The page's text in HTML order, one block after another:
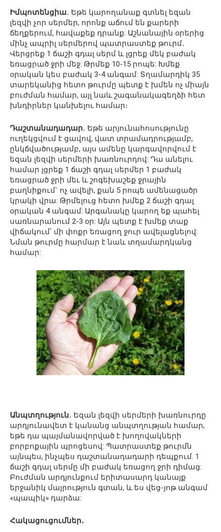
Իմպոտենցիա․ Եթե ​​կարողանաք գտնել եզան
լեզվի չոր սերմեր, որոնք աճում են քարերի
ճեղքերում, հավաքեք դրանք: Աշնանային օրերից
մինչ ապրիլ սերմերով պատրաստեք թուրմ․
Վերցրեք 1 ճաշի գդալ սերմ և լցրեք մեկ բաժակ
եռացրած ջրի մեջ: Թրմեք 10-15 րոպե: Խմեք
օրական կես բաժակ 3-4 անգամ: Տղամարդիկ 35
տարեկանից հետո թուրմը պետք է խմեն ոչ միայն
բուժման համար, այլ նաև շագանակագեղձի հետ
խնդիրներ կանխելու համար։
Դաշտանադադար․ Եթե արյունահոսությունը
ուղեկցվում է ցավով, վատ տրամադրությամբ,
ընկճվածությամբ, այս ամենը կարգավորվում է
եզան լեզվի սերմերի խառնուրդով: Դա անելու
համար լցրեք 1 ճաշի գդալ սերմեր 1 բաժակ
եռացրած ջրի մեւ և շոգեխաշեք ջրային
բաղնիքում` ոչ ավելի, քան 5 րոպե ամենացածր
կրակի վրա: Թրմելուց հետո խմեք 2 ճաշի գդալ
օրական 4 անգամ: Արգանակը կարող եք պահել
սառնարանում 2-3 օր: Այն պետք է խմեք տաք
վիճակում՝ մի փոքր եռացող ջուր ավելացնելով:
Նման թուրմը հարմար է նաև տղամարդկանց
համար:
Անպտղություն․ Եզան լեզվի սերմերի խառնուրդը
արդյունավետ է կանանց անպտղության համար,
եթե դա պայմանավորված է խողովակների
բորբոքային պրոցեսով: Պատրաստեք թուրմն
այնպես, ինչպես դաշտանադադարի դեպքում. 1
ճաշի գդալ սերմը մի բաժակ եռացող ջրի դիմաց:
Բուժման արդյունքում երիտասարդ կանայք
երջանիկ մայրություն գտան, և ես վեց-յոթ անգամ
«պապիկ» դարձա:
Հակացուցումներ․